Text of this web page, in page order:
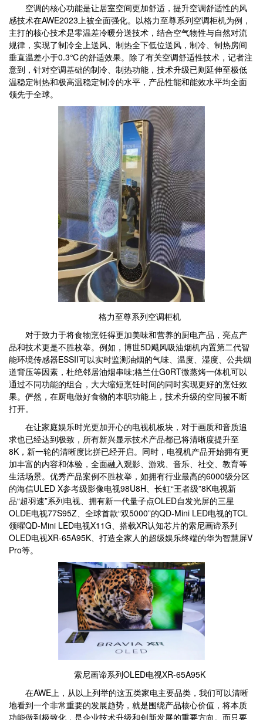
空调的核心功能是让居室空间更加舒适，提升空调舒适性的风
感技术在AWE2023上被全面强化。以格力至尊系列空调柜机为例，
主打的核心技术是零温差冷暖分送技术，结合空气物性与自然对流
规律，实现了制冷全上送风、制热全下低位送风，制冷、制热房间
垂直温差小于0.3℃的舒适效果。除了有关空调舒适性技术，记者注
意到，针对空调基础的制冷、制热功能，技术升级已则延伸至极低
温稳定制热和极高温稳定制冷的水平，产品性能和能效水平均全面
领先于全球。
格力至尊系列空调柜机
对于致力于将食物烹饪得更加美味和营养的厨电产品，亮点产
品和技术更是不胜枚举。例如，博世5D飓风吸油烟机内置第二代智
能环境传感器ESSII可以实时监测油烟的气味、温度、湿度、公共烟
道背压等因素，杜绝邻居油烟串味;格兰仕G0RT微蒸烤一体机可以
通过不同功能的组合，大大缩短烹饪时间的同时实现更好的烹饪效
果。俨然，在厨电做好食物的本职功能上，技术升级的空间被不断
打开。
在让家庭娱乐时光更加开心的电视机板块，对于画质和音质追
求也已经达到极致，所有新兴显示技术产品都已将清晰度提升至
8K，新一轮的清晰度比拼已经开启。同时，电视机产品开始拥有更
加丰富的内容和体验，全面融入观影、游戏、音乐、社交、教育等
生活场景。优秀产品案例不胜枚举，如拥有行业最高的6000级分区
的海信ULED X参考级影像电视98U8H、长虹“王者级”8K电视新
品“超羽速”系列电视、拥有新一代量子点OLED自发光屏的三星
OLDE电视77S95Z、全球首款“双5000”的QD-Mini LED电视的TCL
领曜QD-Mini LED电视X11G、搭载XR认知芯片的索尼画谛系列
OLED电视XR-65A95K、打造全家人的超级娱乐终端的华为智慧屏V
Pro等。
索尼画谛系列OLED电视XR-65A95K
在AWE上，从以上列举的这五类家电主要品类，我们可以清晰
地看到一个非常重要的发展趋势，就是围绕产品核心价值，将本质
功能做到极致化，是企业技术升级和创新发展的重要方向。而只要